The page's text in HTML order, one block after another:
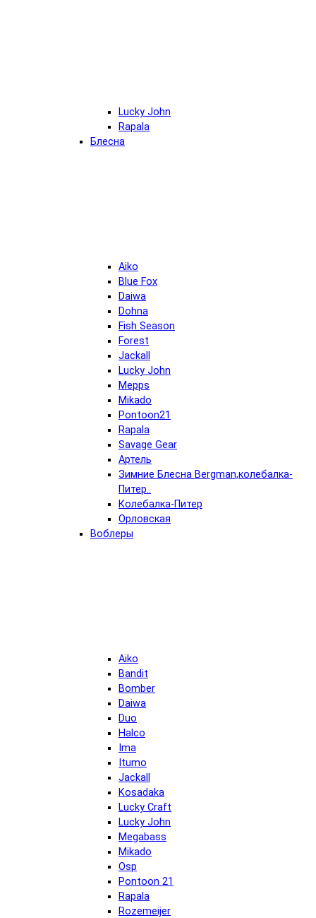
Lucky John
Rapala
Блесна
Aiko
Blue Fox
Daiwa
Dohna
Fish Season
Forest
Jackall
Lucky John
Mepps
Mikado
Pontoon21
Rapala
Savage Gear
Артель
Зимние Блесна Bergman,колебалка-
Питер..
Колебалка-Питер
Орловская
Воблеры
Aiko
Bandit
Bomber
Daiwa
Duo
Halco
Ima
Itumo
Jackall
Kosadaka
Lucky Craft
Lucky John
Megabass
Mikado
Osp
Pontoon 21
Rapala
Rozemeijer